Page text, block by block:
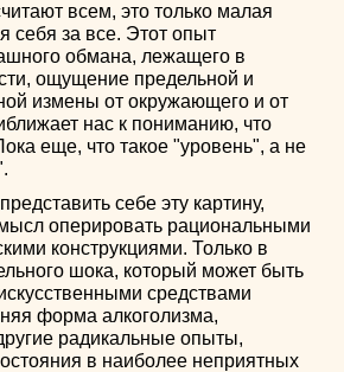
всем, это только малая
себя за все. Этот опыт
обмана, лежащего в
ощущение предельной и
измены от окружающего и от
нас к пониманию, что
еще, что такое "уровень", а не
себе эту картину,
оперировать рациональными
конструкциями. Только в
шока, который может быть
средствами
форма алкоголизма,
радикальные опыты,
в наиболее неприятных